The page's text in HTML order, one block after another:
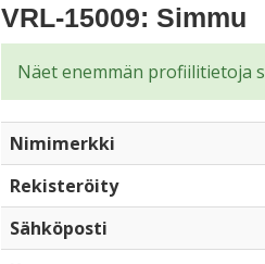
VRL-15009: Simmu
Näet enemmän profiilitietoja
Nimimerkki
Rekisteröity
Sähköposti